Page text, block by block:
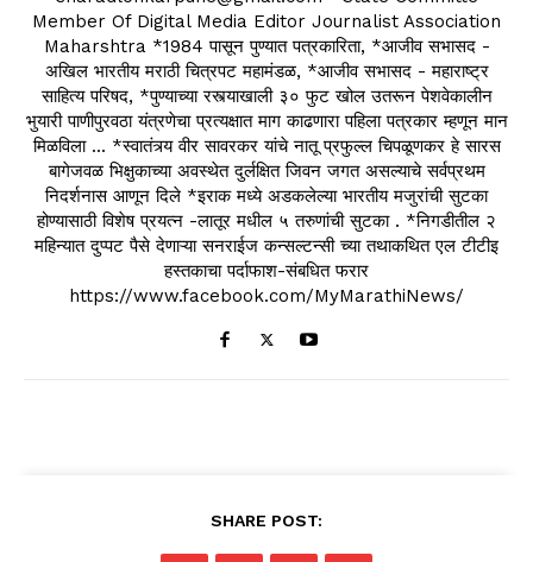
Member Of Digital Media Editor Journalist Association
Maharshtra *1984 पासून पुण्यात पत्रकारिता, *आजीव सभासद -
अखिल भारतीय मराठी चित्रपट महामंडळ, *आजीव सभासद - महाराष्ट्र
साहित्य परिषद, *पुण्याच्या रस्त्याखाली ३० फुट खोल उतरून पेशवेकालीन
भुयारी पाणीपुरवठा यंत्रणेचा प्रत्यक्षात माग काढणारा पहिला पत्रकार म्हणून मान
मिळविला ... *स्वातंत्र्य वीर सावरकर यांचे नातू प्रफुल्ल चिपळूणकर हे सारस
बागेजवळ भिक्षुकाच्या अवस्थेत दुर्लक्षित जिवन जगत असल्याचे सर्वप्रथम
निदर्शनास आणून दिले *इराक मध्ये अडकलेल्या भारतीय मजुरांची सुटका
होण्यासाठी विशेष प्रयत्न -लातूर मधील ५ तरुणांची सुटका . *निगडीतील २
महिन्यात दुप्पट पैसे देणाऱ्या सनराईज कन्सल्टन्सी च्या तथाकथित एल टीटीइ
हस्तकाचा पर्दाफाश-संबधित फरार
https://www.facebook.com/MyMarathiNews/
SHARE POST: